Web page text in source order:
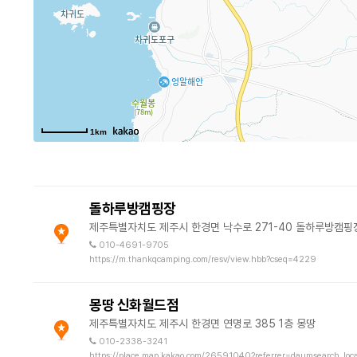
1km
돌하루방캠핑장
제주특별자치도 제주시 한경면 낙수로 271-40 돌하루방캠핑
010-4691-9705
https://m.thankqcamping.com/resv/view.hbb?cseq=4229
몽땅 신화월드점
제주특별자치도 제주시 한경면 연명로 385 1층 몽땅
010-2338-3241